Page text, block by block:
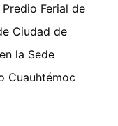
Ferial de
Ciudad de
la Sede
Cuauhtémoc